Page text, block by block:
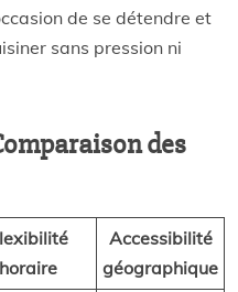
de se détendre et
sans pression ni
des
horaire
Accessibilité
géographique